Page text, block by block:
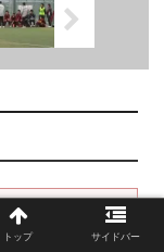
トップ サイドバー